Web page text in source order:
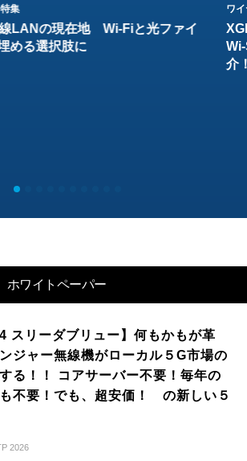
集
LANの現在地 Wi-Fiと光ファイ
める選択肢に
ワ
介
ホワイトペーパー
スリーダブリュー】何もかもが革
ジャー無線機がローカル５G市場の
る！！ コアサーバー不要！毎年の
不要！でも、超安価！ の新しい５
2026